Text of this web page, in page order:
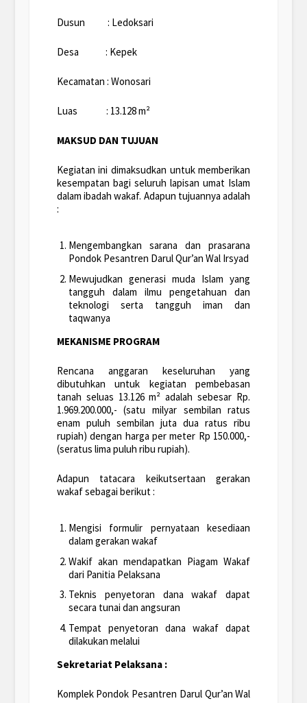
Dusun : Ledoksari
Desa : Kepek
Kecamatan : Wonosari
Luas : 13.128 m²
MAKSUD DAN TUJUAN
Kegiatan ini dimaksudkan untuk memberikan
kesempatan bagi seluruh lapisan umat Islam
dalam ibadah wakaf. Adapun tujuannya adalah
:
Mengembangkan sarana dan prasarana
Pondok Pesantren Darul Qur’an Wal Irsyad
Mewujudkan generasi muda Islam yang
tangguh dalam ilmu pengetahuan dan
teknologi serta tangguh iman dan
taqwanya
MEKANISME PROGRAM
Rencana anggaran keseluruhan yang
dibutuhkan untuk kegiatan pembebasan
tanah seluas 13.126 m² adalah sebesar Rp.
1.969.200.000,- (satu milyar sembilan ratus
enam puluh sembilan juta dua ratus ribu
rupiah) dengan harga per meter Rp 150.000,-
(seratus lima puluh ribu rupiah).
Adapun tatacara keikutsertaan gerakan
wakaf sebagai berikut :
Mengisi formulir pernyataan kesediaan
dalam gerakan wakaf
Wakif akan mendapatkan Piagam Wakaf
dari Panitia Pelaksana
Teknis penyetoran dana wakaf dapat
secara tunai dan angsuran
Tempat penyetoran dana wakaf dapat
dilakukan melalui
Sekretariat Pelaksana :
Komplek Pondok Pesantren Darul Qur’an Wal